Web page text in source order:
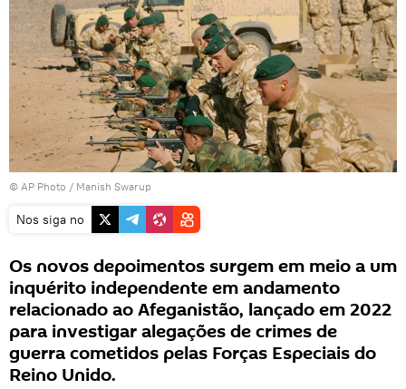
© AP Photo / Manish Swarup
Nos siga no
Os novos depoimentos surgem em meio a um
inquérito independente em andamento
relacionado ao Afeganistão, lançado em 2022
para investigar alegações de crimes de
guerra cometidos pelas Forças Especiais do
Reino Unido.